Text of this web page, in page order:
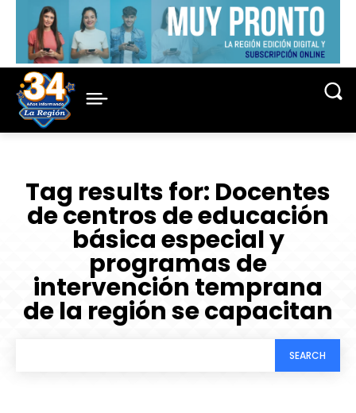
Tag results for: Docentes
de centros de educación
básica especial y
programas de
intervención temprana
de la región se capacitan
SEARCH